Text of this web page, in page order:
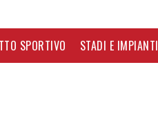
SPORTIVO STADI E IMPIANTI